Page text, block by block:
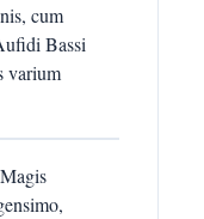
cum
Bassi
varium